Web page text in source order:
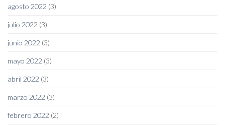
agosto 2022 (3)
julio 2022 (3)
junio 2022 (3)
mayo 2022 (3)
abril 2022 (3)
marzo 2022 (3)
febrero 2022 (2)